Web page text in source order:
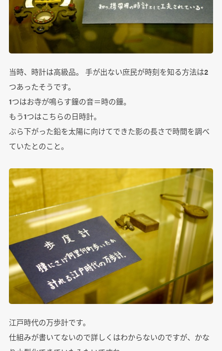
当時、時計は高級品。 手が出ない庶民が時刻を知る方法は2
つあったそうです。
1つはお寺が鳴らす鐘の音＝時の鐘。
もう1つはこちらの日時計。
ぶら下がった鉛を太陽に向けてできた影の長さで時間を調べ
ていたとのこと。
江戸時代の万歩計です。
仕組みが書いてないので詳しくはわからないのですが、かな